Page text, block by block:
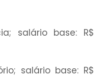
salário base: R$
salário base: R$